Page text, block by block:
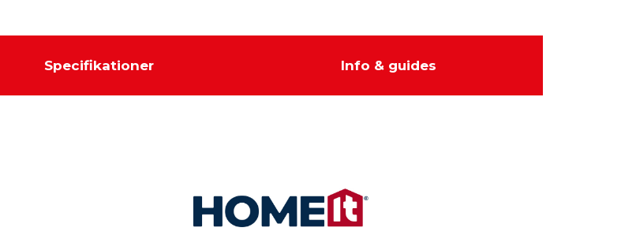
Specifikationer Info & guides